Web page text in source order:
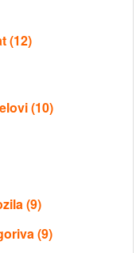
(12)
(10)
(9)
(9)